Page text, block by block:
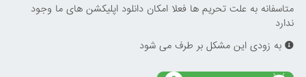
متاسفانه به علت تحریم ها فعلا امکان دانلود اپلیکشن های ما وجود
ندارد
به زودی این مشکل بر طرف می شود